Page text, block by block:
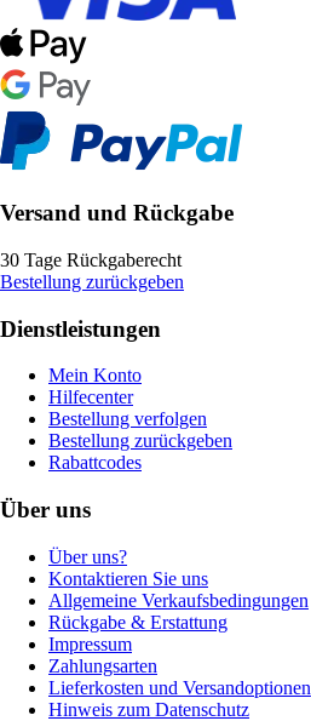
Versand und Rückgabe
30 Tage Rückgaberecht
Bestellung zurückgeben
Dienstleistungen
Mein Konto
Hilfecenter
Bestellung verfolgen
Bestellung zurückgeben
Rabattcodes
Über uns
Über uns?
Kontaktieren Sie uns
Allgemeine Verkaufsbedingungen
Rückgabe & Erstattung
Impressum
Zahlungsarten
Lieferkosten und Versandoptionen
Hinweis zum Datenschutz